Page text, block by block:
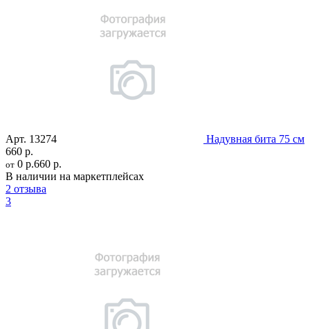
Арт. 13274
Надувная бита 75 см
660 р.
от 0 р.660 р.
В наличии на маркетплейсах
2 отзыва
3